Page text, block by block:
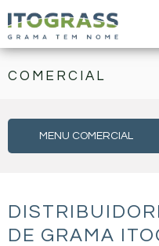
COMERCIAL
MENU COMERCIAL
DE GRAMA